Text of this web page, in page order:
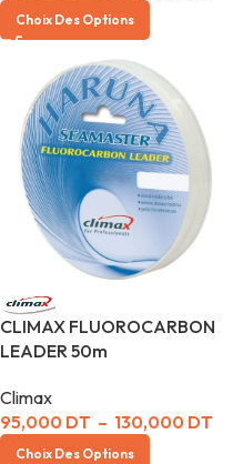
Choix Des Options
CLIMAX FLUOROCARBON
LEADER 50m
Climax
95,000 DT – 130,000 DT
Choix Des Options